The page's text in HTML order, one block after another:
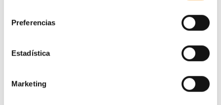
Preferencias
Estadística
Marketing